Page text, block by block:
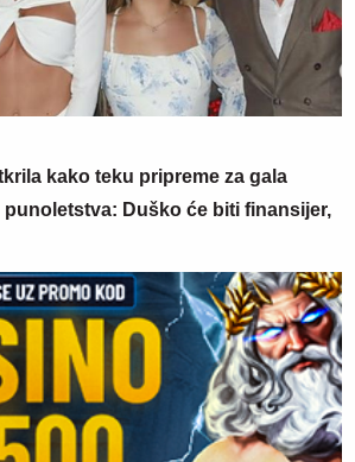
kako teku pripreme za gala
Duško će biti finansijer,